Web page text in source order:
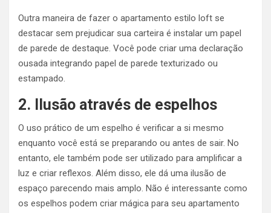
Outra maneira de fazer o apartamento estilo loft se
destacar sem prejudicar sua carteira é instalar um papel
de parede de destaque. Você pode criar uma declaração
ousada integrando papel de parede texturizado ou
estampado.
2. Ilusão através de espelhos
O uso prático de um espelho é verificar a si mesmo
enquanto você está se preparando ou antes de sair. No
entanto, ele também pode ser utilizado para amplificar a
luz e criar reflexos. Além disso, ele dá uma ilusão de
espaço parecendo mais amplo. Não é interessante como
os espelhos podem criar mágica para seu apartamento